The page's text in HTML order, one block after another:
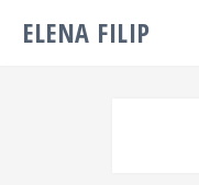
ELENA FILIP